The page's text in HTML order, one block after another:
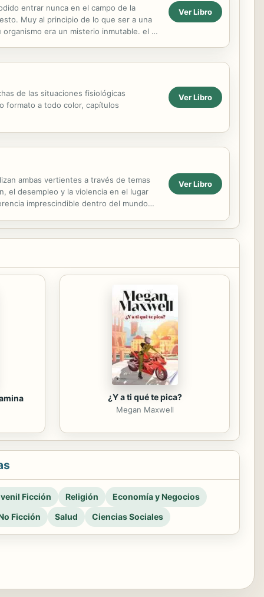
entrar nunca en el campo de la
Muy al principio de lo que ser a una
era un misterio inmutable. el m
Ver Libro
de las situaciones fisiológicas
formato a todo color, capítulos
Ver Libro
ambas vertientes a través de temas
el desempleo y la violencia en el lugar
imprescindible dentro del mundo
Ver Libro
¿Y a ti qué te pica?
Megan Maxwell
Ficción Religión
Economía y Negocios
Ficción
Salud Ciencias Sociales